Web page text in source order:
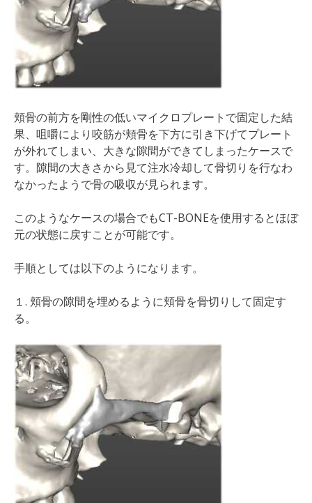
頬骨の前方を剛性の低いマイクロプレートで固定した結
果、咀嚼により咬筋が頬骨を下方に引き下げてプレート
が外れてしまい、大きな隙間ができてしまったケースで
す。隙間の大きさから見て注水冷却して骨切りを行なわ
なかったようで骨の吸収が見られます。
このようなケースの場合でもCT-BONEを使用するとほぼ
元の状態に戻すことが可能です。
手順としては以下のようになります。
１. 頬骨の隙間を埋めるように頬骨を骨切りして固定す
る。